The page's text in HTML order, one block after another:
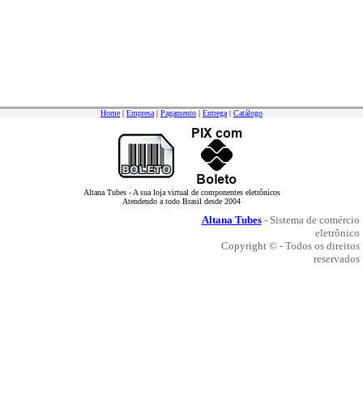
Home | Empresa | Pagamento | Entrega | Catálogo
Altana Tubes - A sua loja virtual de componentes eletrônicos
Atendendo a todo Brasil desde 2004
Altana Tubes- Sistema de comércio
eletrônico
Copyright © - Todos os direitos
reservados